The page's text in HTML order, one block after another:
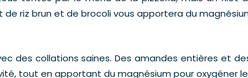
riz brun et de brocoli vous apportera du
des collations saines. Des amandes entières et
tout en apportant du magnésium pour oxygéner